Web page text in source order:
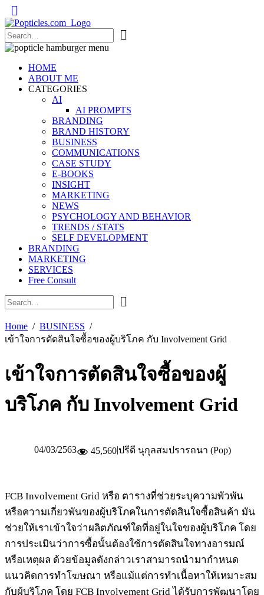
Popticles.com
HOME
ABOUT ME
CATEGORIES
AI
AI PROMPTS
BRANDING
BRAND HISTORY
BUSINESS
COMMUNICATIONS
CASE STUDY
E-BOOKS
INSIGHT
MARKETING
NEWS
PSYCHOLOGY AND BEHAVIOR
TRENDS / STATS
SELF DEVELOPMENT
BRANDING
MARKETING
SERVICES
Free Consult
Home
BUSINESS
เข้าใจการตัดสินใจซื้อของผู้บริโภค กับ Involvement Grid
เข้าใจการตัดสินใจซื้อของผู้
บริโภค กับ Involvement Grid
04/03/2563 45,560|ปรีดี นุกุลสมปรารถนา (Pop)
FCB Involvement Grid หรือ ตารางที่ช่วยระบุความพัวพัน
หรือความเกี่ยวพันของผู้บริโภคในการตัดสินใจซื้อสินค้า มัน
ช่วยให้เราเข้าใจว่าผลิตภัณฑ์ใดที่อยู่ในใจของผู้บริโภค โดย
การประเมินว่าการซื้อนั้นต้องใช้การตัดสินใจทางอารมณ์
หรือเหตุผล ด้วยข้อมูลดังกล่าวเราสามารถนำมากำหนด
แนวคิดการทำโฆษณา หรือแม้แต่การทำเนื้อหาให้เหมาะสม
กับผู้บริโภค โดย FCB Involvement Grid ได้รับการพัฒนาโดย